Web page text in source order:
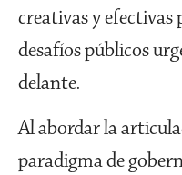
creativas y efectivas
desafíos públicos
delante.
Al abordar la
paradigma de